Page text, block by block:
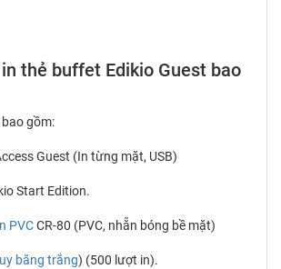
thẻ buffet Edikio Guest bao
gồm:
Guest (In từng mặt, USB)
Start Edition.
PVCCR-80 (PVC, nhẵn bóng bề mặt)
băng trắng) (500 lượt in).